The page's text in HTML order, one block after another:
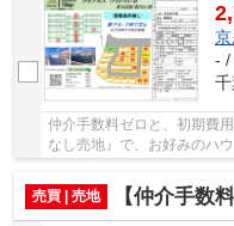
- /
仲介手数料ゼロと、初期費
なし売地』で、お好みのハ
売買 | 売地
【仲介手数料無料